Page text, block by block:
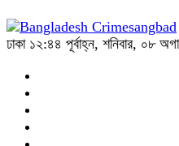
ঢাকা ১২:৪৪ পূর্বাহ্ন, শনিবার, ০৮